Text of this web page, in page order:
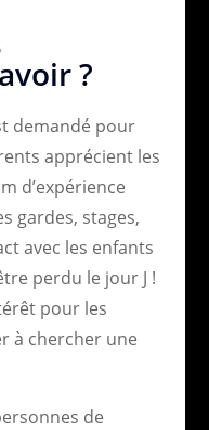
?
demandé pour
apprécient les
d’expérience
gardes, stages,
avec les enfants
perdu le jour J !
pour les
à chercher une
de